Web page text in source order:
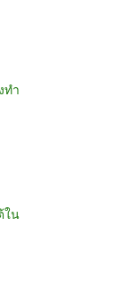
ทำ
ใน